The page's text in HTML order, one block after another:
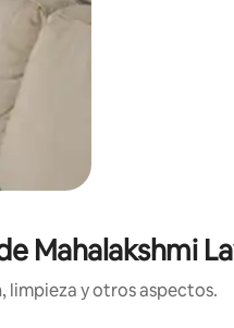
Mahalakshmi
limpieza y otros aspectos.